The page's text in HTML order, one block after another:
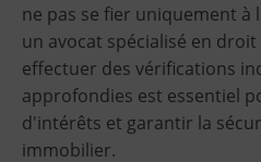
ne pas se fier uniquement à
un avocat spécialisé en
effectuer des vérifications
approfondies est essentiel
d'intérêts et garantir la
immobilier.